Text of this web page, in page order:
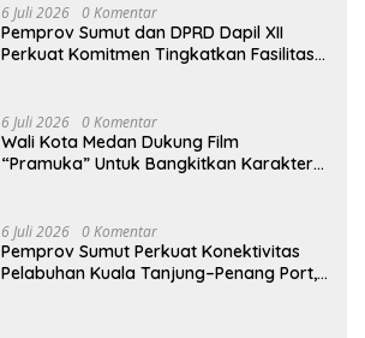
6 Juli 2026 0 Komentar
Pemprov Sumut dan DPRD Dapil XII
Perkuat Komitmen Tingkatkan Fasilitas
6 Juli 2026 0 Komentar
Wali Kota Medan Dukung Film
“Pramuka” Untuk Bangkitkan Karakter
6 Juli 2026 0 Komentar
Pemprov Sumut Perkuat Konektivitas
Pelabuhan Kuala Tanjung–Penang Port,